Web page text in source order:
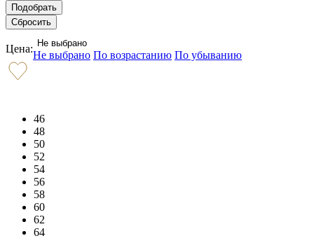
Цена: Не выбрано
Не выбрано По возрастанию По убыванию
46
48
50
52
54
56
58
60
62
64